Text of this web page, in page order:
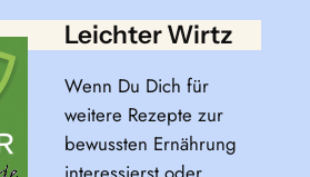
Leichter Wirtz
Wenn Du Dich für
weitere Rezepte zur
bewussten Ernährung